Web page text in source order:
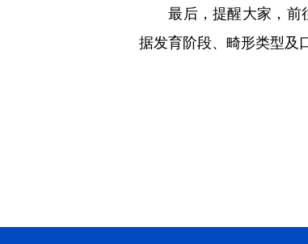
最后，提醒大家，前往
据发育阶段、畸形类型及